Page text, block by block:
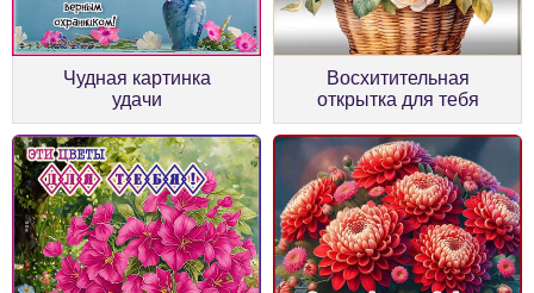
Чудная картинка
удачи
Восхитительная
открытка для тебя